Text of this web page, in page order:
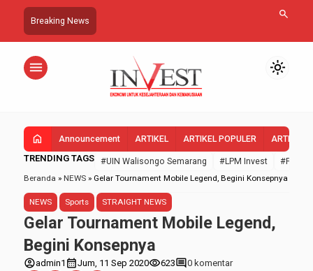
Breaking News search
menu light_mode
home Announcement ARTIKEL ARTIKEL POPULER ARTIKEL
TRENDING TAGS #UIN Walisongo Semarang #LPM Invest
#FEBI
Beranda » NEWS » Gelar Tournament Mobile Legend, Begini Konsepnya
NEWS Sports STRAIGHT NEWS
Gelar Tournament Mobile Legend,
Begini Konsepnya
account_circleadmin1 calendar_monthJum, 11 Sep 2020visibility623comment0 komentar